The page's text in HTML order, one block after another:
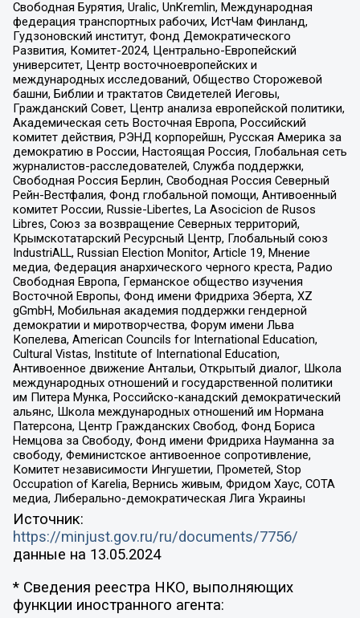
Свободная Бурятия, Uralic, UnKremlin, Международная
федерация транспортных рабочих, ИстЧам Финланд,
Гудзоновский институт, Фонд Демократического
Развития, Комитет-2024, Центрально-Европейский
университет, Центр восточноевропейских и
международных исследований, Общество Сторожевой
башни, Библии и трактатов Свидетелей Иеговы,
Гражданский Совет, Центр анализа европейской политики,
Академическая сеть Восточная Европа, Российский
комитет действия, РЭНД корпорейшн, Русская Америка за
демократию в России, Настоящая Россия, Глобальная сеть
журналистов-расследователей, Служба поддержки,
Свободная Россия Берлин, Свободная Россия Северный
Рейн-Вестфалия, Фонд глобальной помощи, Антивоенный
комитет России, Russie-Libertes, La Asocicion de Rusos
Libres, Союз за возвращение Северных территорий,
Крымскотатарский Ресурсный Центр, Глобальный союз
IndustriALL, Russian Election Monitor, Article 19, Мнение
медиа, Федерация анархического черного креста, Радио
Свободная Европа, Германское общество изучения
Восточной Европы, Фонд имени Фридриха Эберта, XZ
gGmbH, Мобильная академия поддержки гендерной
демократии и миротворчества, Форум имени Льва
Копелева, American Councils for International Education,
Cultural Vistas, Institute of International Education,
Антивоенное движение Антальи, Открытый диалог, Школа
международных отношений и государственной политики
им Питера Мунка, Российско-канадский демократический
альянс, Школа международных отношений им Нормана
Патерсона, Центр Гражданских Свобод, Фонд Бориса
Немцова за Свободу, Фонд имени Фридриха Науманна за
свободу, Феминистское антивоенное сопротивление,
Комитет независимости Ингушетии, Прометей, Stop
Occupation of Karelia, Вернись живым, Фридом Хаус, СОТА
медиа, Либерально-демократическая Лига Украины
Источник:
https://minjust.gov.ru/ru/documents/7756/
данные на 13.05.2024
* Сведения реестра НКО, выполняющих
функции иностранного агента: